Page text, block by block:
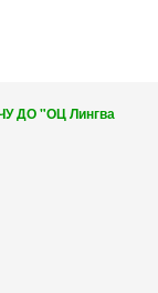
ДО "ОЦ Лингва